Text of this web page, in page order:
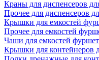
Краны для диспенсеров
Прочее для диспенсеров
Крышки для емкостей
Прочее для емкостей
Чаши для емкостей
Крышки для контейнеров